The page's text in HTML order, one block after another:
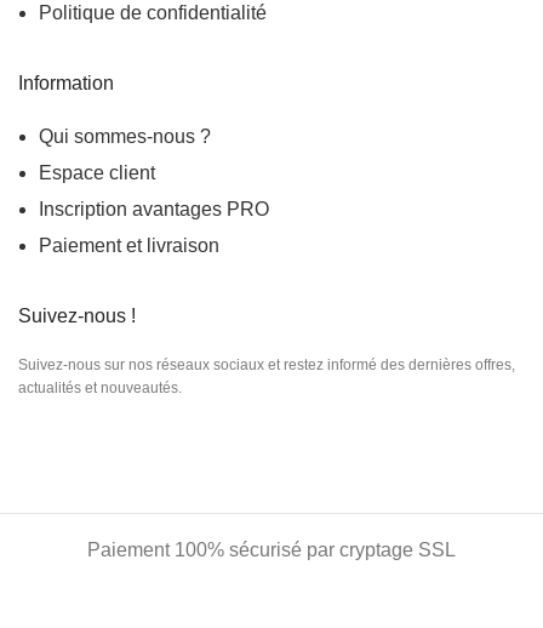
Politique de confidentialité
Information
Qui sommes-nous ?
Espace client
Inscription avantages PRO
Paiement et livraison
Suivez-nous !
Suivez-nous sur nos réseaux sociaux et restez informé des dernières offres,
actualités et nouveautés.
Paiement 100% sécurisé par cryptage SSL